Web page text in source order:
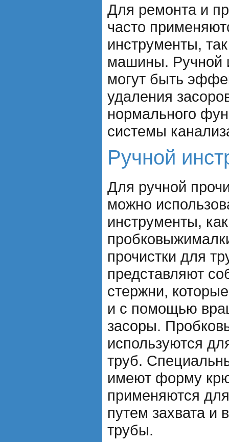
Для ремонта и
часто
инструменты,
машины. Ручной
могут быть
удаления
нормального
системы
Ручной
Для ручной
можно
инструменты,
прочистки для
представляют
стержни,
и с помощью
засоры.
используются
труб.
имеют форму
применяются
путем захвата и
трубы.